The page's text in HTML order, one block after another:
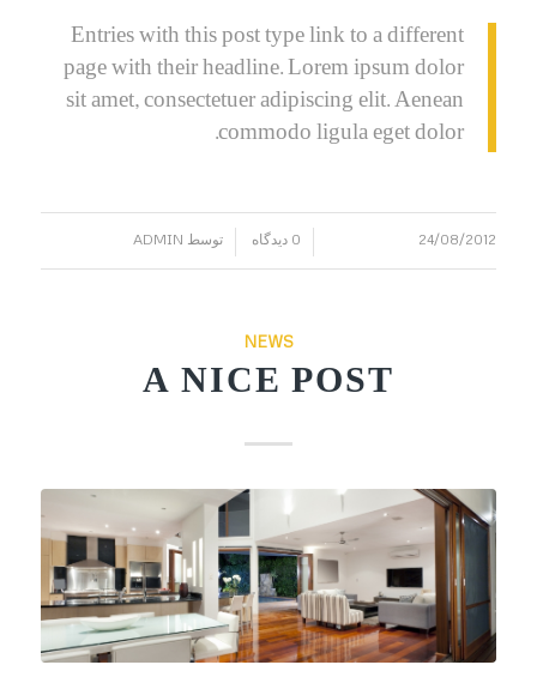
Entries with this post type link to a different
page with their headline. Lorem ipsum dolor
sit amet, consectetuer adipiscing elit. Aenean
commodo ligula eget dolor.
24/08/2012 0 دیدگاه توسط ADMIN
NEWS
A NICE POST